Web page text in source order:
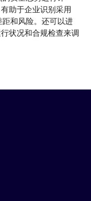
助于企业识别采用
和风险。还可以进
状况和合规检查来调